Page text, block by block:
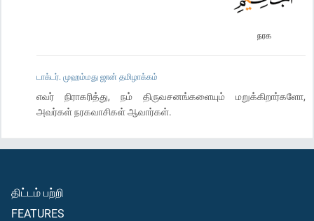
நரக
டாக்டர். முஹம்மது ஜான் தமிழாக்கம்
எவர் நிராகரித்து, நம் திருவசனங்களையும் மறுக்கிறார்களோ,
அவர்கள் நரகவாசிகள் ஆவார்கள்.
திட்டம் பற்றி
FEATURES